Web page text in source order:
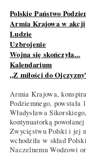
Polskie Państwo
Armia Krajowa w akcji
Ludzie
Uzbrojenie
Wojna się skończyła...
Kalendarium
„Z miłości do
Armia Krajowa,
Podziemnego, powstała
Władysława
kontynuatorką
Zwycięstwu Polski i jej
wchodziła w skład
Naczelnemu Wodzowi